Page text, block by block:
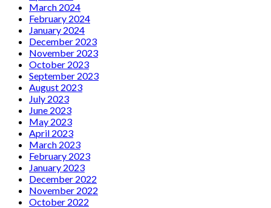
March 2024
February 2024
January 2024
December 2023
November 2023
October 2023
September 2023
August 2023
July 2023
June 2023
May 2023
April 2023
March 2023
February 2023
January 2023
December 2022
November 2022
October 2022